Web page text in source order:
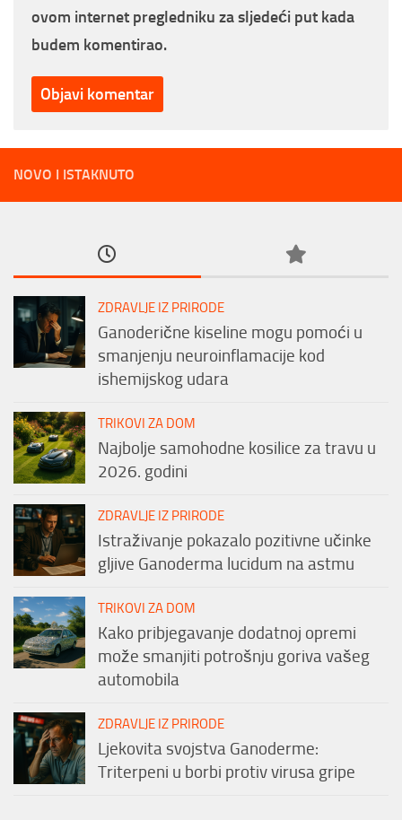
ovom internet pregledniku za sljedeći put kada
budem komentirao.
NOVO I ISTAKNUTO
ZDRAVLJE IZ PRIRODE
Ganoderične kiseline mogu pomoći u
smanjenju neuroinflamacije kod
ishemijskog udara
TRIKOVI ZA DOM
Najbolje samohodne kosilice za travu u
2026. godini
ZDRAVLJE IZ PRIRODE
Istraživanje pokazalo pozitivne učinke
gljive Ganoderma lucidum na astmu
TRIKOVI ZA DOM
Kako pribjegavanje dodatnoj opremi
može smanjiti potrošnju goriva vašeg
automobila
ZDRAVLJE IZ PRIRODE
Ljekovita svojstva Ganoderme:
Triterpeni u borbi protiv virusa gripe